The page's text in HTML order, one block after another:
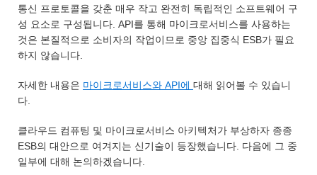
통신 프로토콜을 갖춘 매우 작고 완전히 독립적인 소프트웨어 구
성 요소로 구성됩니다. API를 통해 마이크로서비스를 사용하는
것은 본질적으로 소비자의 작업이므로 중앙 집중식 ESB가 필요
하지 않습니다.
자세한 내용은 마이크로서비스와 API에 대해 읽어볼 수 있습니
다.
클라우드 컴퓨팅 및 마이크로서비스 아키텍처가 부상하자 종종
ESB의 대안으로 여겨지는 신기술이 등장했습니다. 다음에 그 중
일부에 대해 논의하겠습니다.